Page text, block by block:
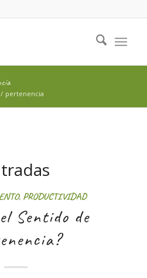
/ pertenencia
, PRODUCTIVIDAD
Sentido de